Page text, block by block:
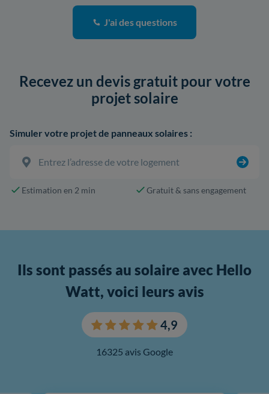
J'ai des questions
Recevez un devis gratuit pour votre
projet solaire
Simuler votre projet de panneaux solaires :
Estimation en 2 min Gratuit & sans engagement
Ils sont passés au solaire avec Hello
Watt, voici leurs avis
4,9
16325 avis Google